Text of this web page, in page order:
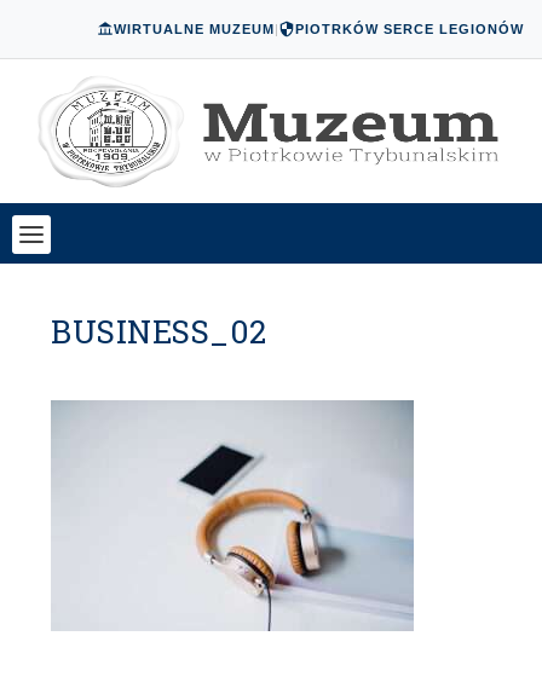
WIRTUALNE MUZEUM| PIOTRKÓW SERCE LEGIONÓW
BUSINESS_02